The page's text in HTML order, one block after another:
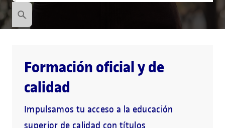
Formación oficial y de
calidad
Impulsamos tu acceso a la educación
superior de calidad con títulos